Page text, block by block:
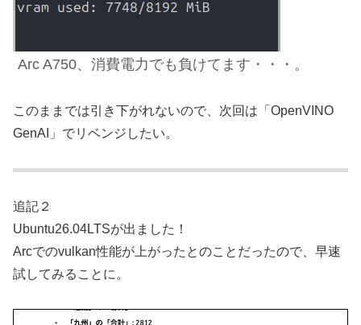
Arc A750、 消費電力でも負けてます・・・。
このままでは引き下がれないので、次回は「OpenVINO
GenAI」でリベンジしたい。
追記２
Ubuntu26.04LTSが出ました！
Arcでのvulkan性能が上がったとのことだったので、早速
試してみることに。